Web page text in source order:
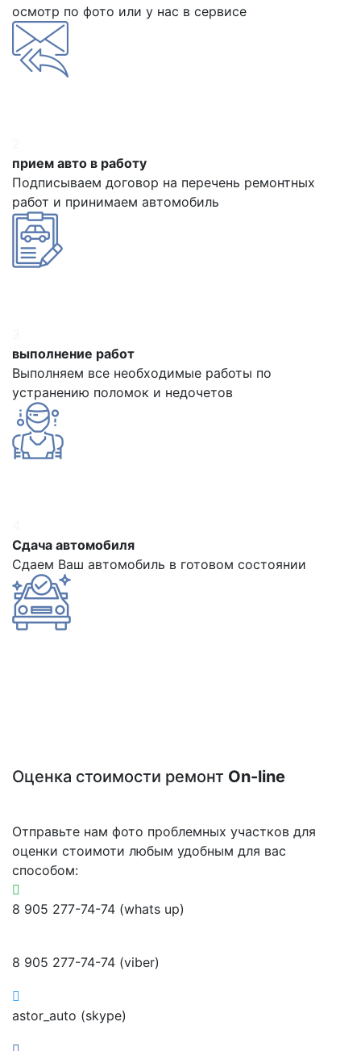
осмотр по фото или у нас в сервисе
прием авто в работу
Подписываем договор на перечень ремонтных
работ и принимаем автомобиль
выполнение работ
Выполняем все необходимые работы по
устранению поломок и недочетов
Сдача автомобиля
Сдаем Ваш автомобиль в готовом состоянии
Оценка стоимости ремонт On-line
Отправьте нам фото проблемных участков для
оценки стоимоти любым удобным для вас
способом:
8 905 277-74-74 (whats up)
8 905 277-74-74 (viber)
astor_auto (skype)